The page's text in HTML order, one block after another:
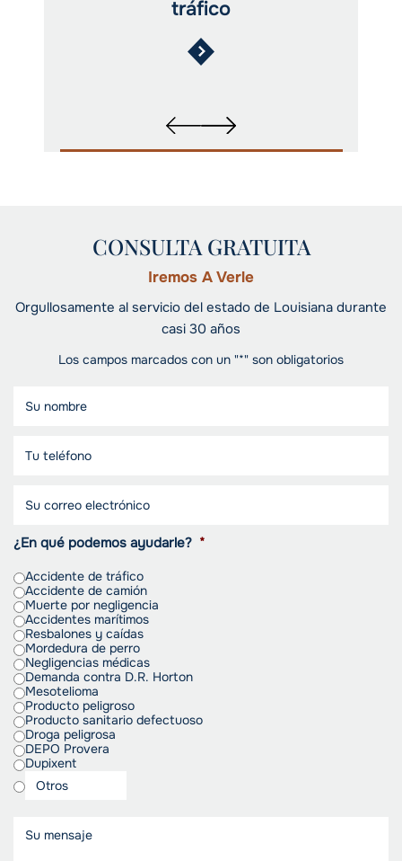
tráfico
CONSULTA GRATUITA
Iremos A Verle
Orgullosamente al servicio del estado de Louisiana durante
casi 30 años
Los campos marcados con un "*" son obligatorios
¿En qué podemos ayudarle? *
Accidente de tráfico
Accidente de camión
Muerte por negligencia
Accidentes marítimos
Resbalones y caídas
Mordedura de perro
Negligencias médicas
Demanda contra D.R. Horton
Mesotelioma
Producto peligroso
Producto sanitario defectuoso
Droga peligrosa
DEPO Provera
Dupixent